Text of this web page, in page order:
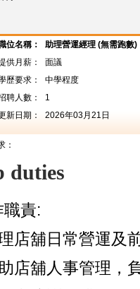
位名稱：
助理營運經理 (無需跑數)
供月薪：
面議
歷要求：
中學程度
聘人數：
1
新日期：
2026年03月21日
：
duties
職責:
店舖日常營運及
店舖人事管理，